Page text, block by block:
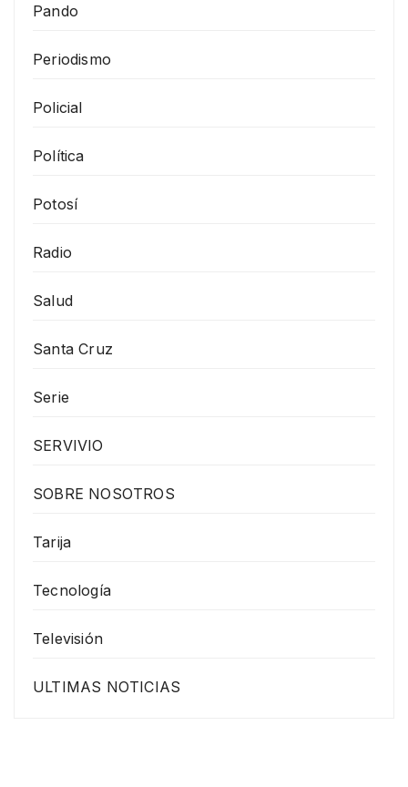
Pando
Periodismo
Policial
Política
Potosí
Radio
Salud
Santa Cruz
Serie
SERVIVIO
SOBRE NOSOTROS
Tarija
Tecnología
Televisión
ULTIMAS NOTICIAS